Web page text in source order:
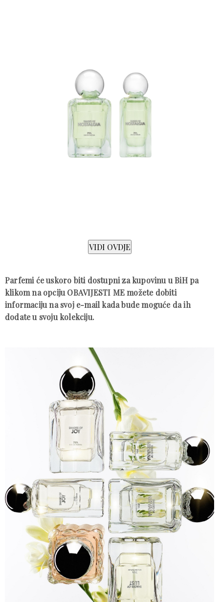
Parfemi će uskoro biti dostupni za kupovinu u BiH pa
klikom na opciju OBAVIJESTI ME možete dobiti
informaciju na svoj e-mail kada bude moguće da ih
dodate u svoju kolekciju.